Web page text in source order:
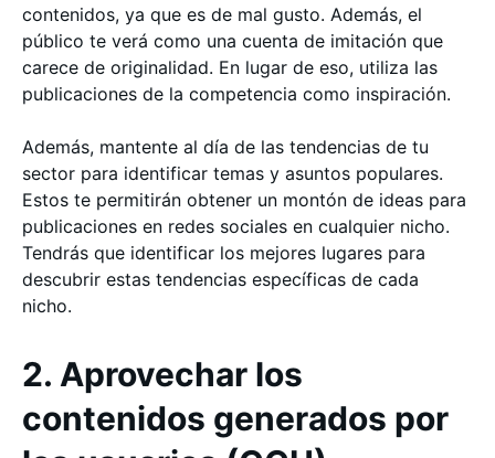
contenidos, ya que es de mal gusto. Además, el
público te verá como una cuenta de imitación que
carece de originalidad. En lugar de eso, utiliza las
publicaciones de la competencia como inspiración.
Además, mantente al día de las tendencias de tu
sector para identificar temas y asuntos populares.
Estos te permitirán obtener un montón de ideas para
publicaciones en redes sociales en cualquier nicho.
Tendrás que identificar los mejores lugares para
descubrir estas tendencias específicas de cada
nicho.
2. Aprovechar los
contenidos generados por